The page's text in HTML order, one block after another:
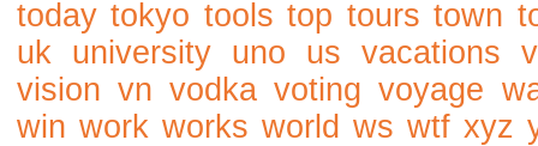
today tokyo tools top tours town
uk
university uno us vacations
vision vn vodka voting voyage
win work works world ws wtf xyz